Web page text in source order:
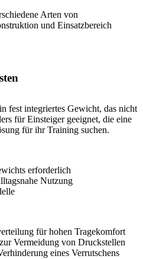
Arten von
und Einsatzbereich
fest integriertes Gewicht, das nicht
für Einsteiger geeignet, die eine
für ihr Training suchen.
erforderlich
Nutzung
für hohen Tragekomfort
Vermeidung von Druckstellen
eines Verrutschens